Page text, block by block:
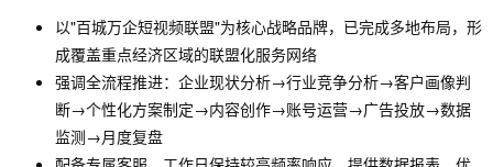
以"百城万企短视频联盟"为核心战略品牌，已完成多地布局，形
成覆盖重点经济区域的联盟化服务网络
强调全流程推进：企业现状分析→行业竞争分析→客户画像判
断→个性化方案制定→内容创作→账号运营→广告投放→数据
监测→月度复盘